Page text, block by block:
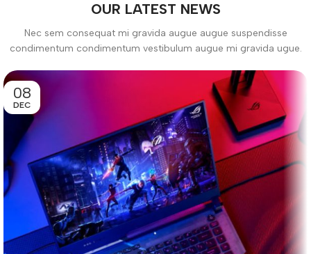
OUR LATEST NEWS
Nec sem consequat mi gravida augue augue suspendisse
condimentum condimentum vestibulum augue mi gravida ugue.
08
DEC